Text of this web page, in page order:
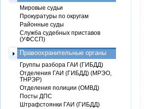
Мировые судьи
Прокуратуры по округам
Районные суды
Служба судебных приставов
(УФССП)
Правоохранительные органы
Группы разбора ГАИ (ГИБДД)
Отделения ГАИ (ГИБДД) (МРЭО,
ТНРЭР)
Отделения полиции (ОМВД)
Посты ДПС
Штрафстоянки ГАИ (ГИБДД)